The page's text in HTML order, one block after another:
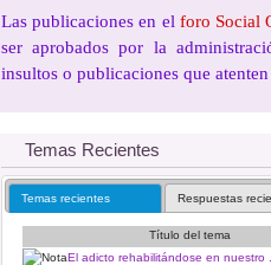
Las publicaciones en el foro Social
ser aprobados por la
insultos o publicaciones que
Temas Recientes
Temas recientes Respuestas
Título del tema
El adicto rehabilitándose en nuestro